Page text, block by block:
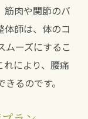
筋肉や関節のバ
体師は、体のコ
ムーズにするこ
れにより、腰痛
るのです。